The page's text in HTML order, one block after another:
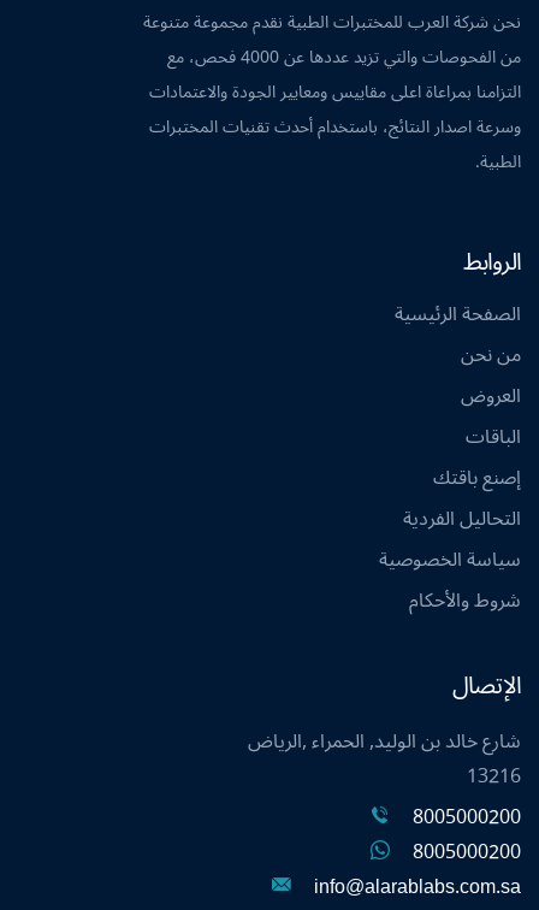
نحن شركة العرب للمختبرات الطبية نقدم مجموعة متنوعة
من الفحوصات والتي تزيد عددها عن 4000 فحص، مع
التزامنا بمراعاة اعلى مقاييس ومعايير الجودة والاعتمادات
وسرعة اصدار النتائج، باستخدام أحدث تقنيات المختبرات
الطبية.
الروابط
الصفحة الرئيسية
من نحن
العروض
الباقات
إصنع باقتك
التحاليل الفردية
سياسة الخصوصية
شروط والأحكام
الإتصال
شارع خالد بن الوليد, الحمراء ,الرياض
13216
8005000200
8005000200
info@alarablabs.com.sa